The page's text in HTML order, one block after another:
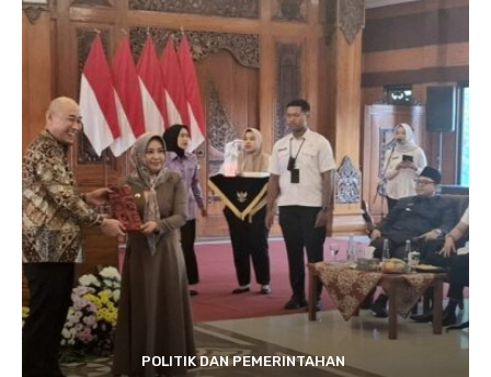
POLITIK DAN PEMERINTAHAN